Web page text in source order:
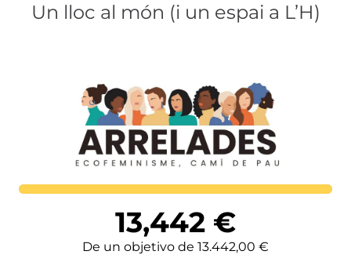
Un lloc al món (i un espai a L’H)
Lortutakoa
13,442 €
De un objetivo de 13.442,00 €